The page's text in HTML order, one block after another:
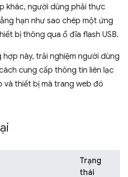
khác, người dùng phải thực
hạn như sao chép một ứng
bị thông qua ổ đĩa flash USB.
này, trải nghiệm người dùng
cung cấp thông tin liên lạc
thiết bị mà trang web đó
Trạng
thái